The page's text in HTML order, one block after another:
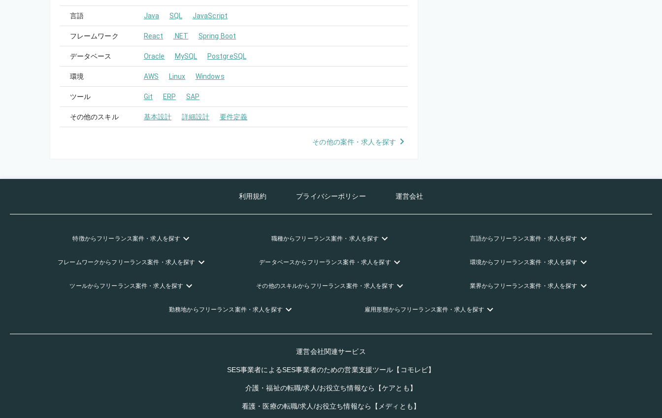
言語 Java SQL JavaScript
フレームワーク React .NET Spring Boot
データベース Oracle MySQL PostgreSQL
環境 AWS Linux Windows
ツール Git ERP SAP
その他のスキル 基本設計 詳細設計 要件定義
その他の案件・求人を探す
利用規約 プライバシーポリシー 運営会社
特徴からフリーランス案件・求人を探す 職種からフリーランス案件・求人を探す 言語からフリーランス案件・求人を探す
フレームワークからフリーランス案件・求人を探す データベースからフリーランス案件・求人を探す 環境からフリーランス案件・求人を探す
ツールからフリーランス案件・求人を探す その他のスキルからフリーランス案件・求人を探す 業界からフリーランス案件・求人を探す
勤務地からフリーランス案件・求人を探す 雇用形態からフリーランス案件・求人を探す
運営会社関連サービス
SES事業者によるSES事業者のための営業支援ツール【コモレビ】
介護・福祉の転職/求人/お役立ち情報なら【ケアとも】
看護・医療の転職/求人/お役立ち情報なら【メディとも】